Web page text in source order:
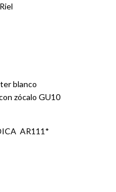
blanco
zócalo GU10
AR111*